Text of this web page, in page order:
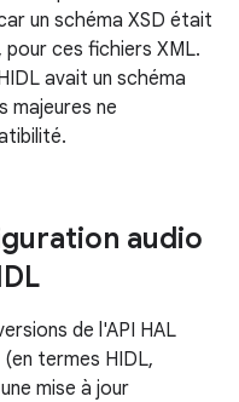
un schéma XSD était
pour ces fichiers XML.
avait un schéma
majeures ne
audio
de l'API HAL
termes HIDL,
mise à jour